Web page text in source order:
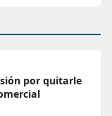
por quitarle